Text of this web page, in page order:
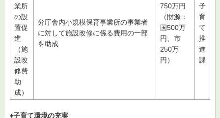
業所
の設
置促
進
（施
設改
修費
助
成）
分庁舎内小規模保育事業所の事業者
に対して施設改修に係る費用の一部
を助成
750万円
（財源：
国500万
円、市
250万
円）
子
育
て
推
進
課
♦子育て環境の充実